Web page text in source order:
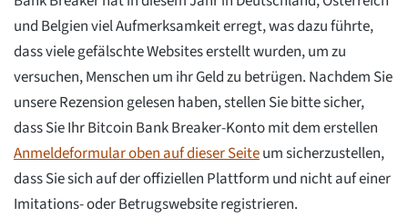
und Belgien viel Aufmerksamkeit erregt, was dazu führte,
dass viele gefälschte Websites erstellt wurden, um zu
versuchen, Menschen um ihr Geld zu betrügen. Nachdem Sie
unsere Rezension gelesen haben, stellen Sie bitte sicher,
dass Sie Ihr Bitcoin Bank Breaker-Konto mit dem erstellen
Anmeldeformular oben auf dieser Seiteum sicherzustellen,
dass Sie sich auf der offiziellen Plattform und nicht auf einer
Imitations- oder Betrugswebsite registrieren.